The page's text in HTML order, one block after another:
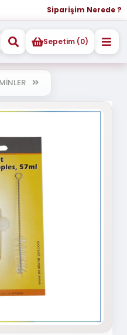
Siparişim Nerede ?
Sepetim (0)